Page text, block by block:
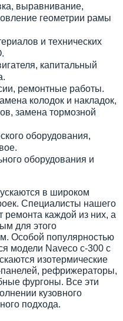
выравнивание,
геометрии рамы
и технических
капитальный
ремонтные работы.
колодок и накладок,
замена тормозной
оборудования,
оборудования и
в широком
Специалисты нашего
ремонта каждой из них, а
для этого
Особой популярностью
модели Naveco c-300 с
изотермические
рефрижераторы,
фургоны. Все эти
кузовного
подхода.